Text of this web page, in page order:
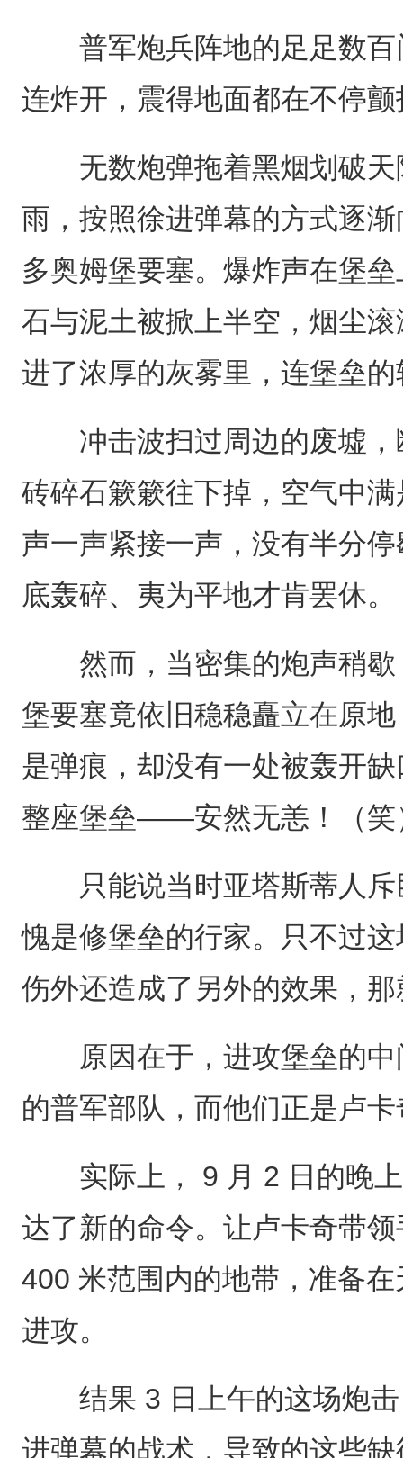
普军炮兵阵地的足足数百
连炸开，震得地面都在不停
无数炮弹拖着黑烟划破天
雨，按照徐进弹幕的方式逐
多奥姆堡要塞。爆炸声在堡
石与泥土被掀上半空，烟尘
进了浓厚的灰雾里，连堡垒
冲击波扫过周边的废墟，
砖碎石簌簌往下掉，空气中
声一声紧接一声，没有半分
底轰碎、夷为平地才肯罢休。
然而，当密集的炮声稍歇
堡要塞竟依旧稳稳矗立在原
是弹痕，却没有一处被轰开
整座堡垒——安然无恙！（笑
只能说当时亚塔斯蒂人斥
愧是修堡垒的行家。只不过
伤外还造成了另外的效果，
原因在于，进攻堡垒的中
的普军部队，而他们正是卢
实际上， 9 月 2 日的晚上
达了新的命令。让卢卡奇带
400 米范围内的地带，准备
进攻。
结果 3 日上午的这场炮击
进弹幕的战术，导致的这些